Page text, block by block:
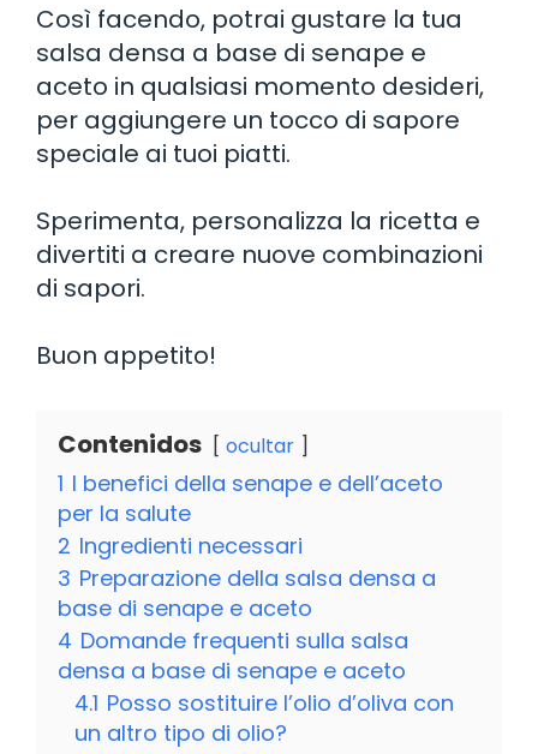
Così facendo, potrai gustare la tua
salsa densa a base di senape e
aceto in qualsiasi momento desideri,
per aggiungere un tocco di sapore
speciale ai tuoi piatti.
Sperimenta, personalizza la ricetta e
divertiti a creare nuove combinazioni
di sapori.
Buon appetito!
Contenidos ocultar
1 I benefici della senape e dell’aceto
per la salute
2 Ingredienti necessari
3 Preparazione della salsa densa a
base di senape e aceto
4 Domande frequenti sulla salsa
densa a base di senape e aceto
4.1 Posso sostituire l’olio d’oliva con
un altro tipo di olio?